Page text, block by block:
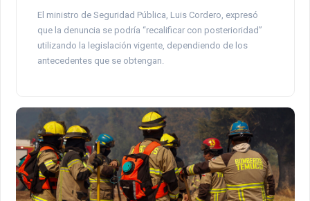
El ministro de Seguridad Pública, Luis Cordero, expresó
que la denuncia se podría “recalificar con posterioridad”
utilizando la legislación vigente, dependiendo de los
antecedentes que se obtengan.